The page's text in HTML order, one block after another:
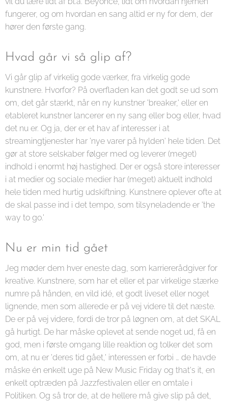
fungerer, og om hvordan en sang altid er ny for dem, der
hører den første gang.
Hvad går vi så glip af?
Vi går glip af virkelig gode værker, fra virkelig gode
kunstnere. Hvorfor? På overfladen kan det godt se ud som
om, det går stærkt, når en ny kunstner 'breaker,' eller en
etableret kunstner lancerer en ny sang eller bog eller, hvad
det nu er. Og ja, der er et hav af interesser i at
streamingtjenester har 'nye varer på hylden' hele tiden. Det
gør at store selskaber følger med og leverer (meget)
indhold i enormt høj hastighed. Der er også store interesser
i at medier og sociale medier har (meget) aktuelt indhold
hele tiden med hurtig udskiftning. Kunstnere oplever ofte at
de skal passe ind i det tempo, som tilsyneladende er 'the
way to go.'
Nu er min tid gået
Jeg møder dem hver eneste dag, som karriererådgiver for
kreative. Kunstnere, som har et eller et par virkelige stærke
numre på hånden, en vild idé, et godt liveset eller noget
lignende, men som allerede er på vej videre til det næste.
De er på vej videre, fordi de tror på løgnen om, at det SKAL
gå hurtigt. De har måske oplevet at sende noget ud, få en
god, men i første omgang lille reaktion og tolker det som
om, at nu er 'deres tid gået,' interessen er forbi … de havde
måske én enkelt uge på New Music Friday og that's it, en
enkelt optræden på Jazzfestivalen eller en omtale i
Politiken. Og så tror de, at de hellere må give slip på det,